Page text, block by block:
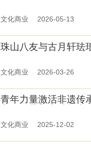
文化商业 2026-05-13
珠山八友与古月轩珐
文化商业 2026-03-26
青年力量激活非遗传
化新路径！
文化商业 2025-12-02